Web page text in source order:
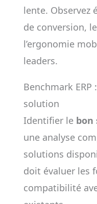
lente. Observez
de conversion,
l’ergonomie
leaders.
Benchmark
solution
Identifier le bon
une analyse
solutions
doit évaluer les
compatibilité